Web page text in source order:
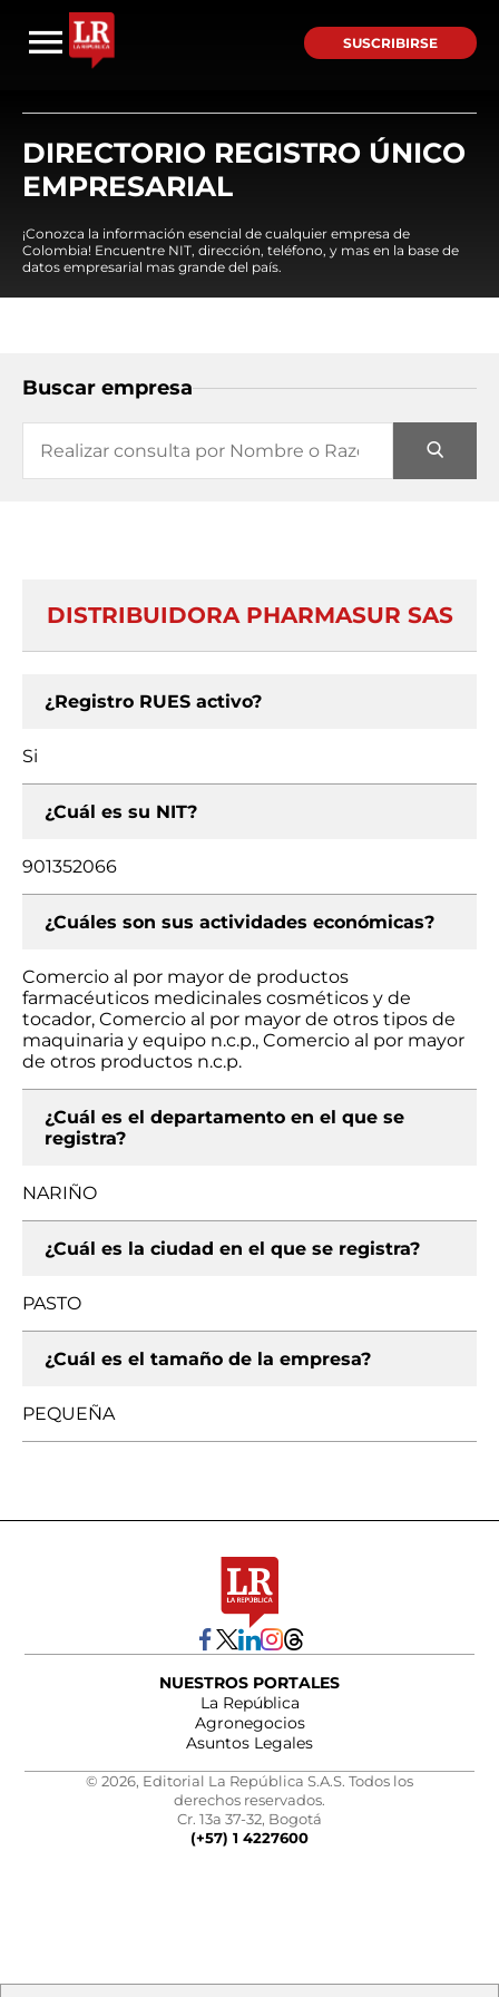
SUSCRIBIRSE
DIRECTORIO REGISTRO ÚNICO
EMPRESARIAL
¡Conozca la información esencial de cualquier empresa de
Colombia! Encuentre NIT, dirección, teléfono, y mas en la base de
datos empresarial mas grande del país.
Buscar empresa
DISTRIBUIDORA PHARMASUR SAS
¿Registro RUES activo?
Si
¿Cuál es su NIT?
901352066
¿Cuáles son sus actividades económicas?
Comercio al por mayor de productos
farmacéuticos medicinales cosméticos y de
tocador, Comercio al por mayor de otros tipos de
maquinaria y equipo n.c.p., Comercio al por mayor
de otros productos n.c.p.
¿Cuál es el departamento en el que se
registra?
NARIÑO
¿Cuál es la ciudad en el que se registra?
PASTO
¿Cuál es el tamaño de la empresa?
PEQUEÑA
NUESTROS PORTALES
La República
Agronegocios
Asuntos Legales
© 2026, Editorial La República S.A.S. Todos los
derechos reservados.
Cr. 13a 37-32, Bogotá
(+57) 1 4227600